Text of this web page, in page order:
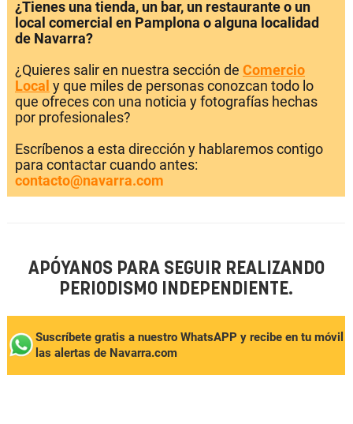
¿Tienes una tienda, un bar, un restaurante o un
local comercial en Pamplona o alguna localidad
de Navarra?
¿Quieres salir en nuestra sección de Comercio
Local y que miles de personas conozcan todo lo
que ofreces con una noticia y fotografías hechas
por profesionales?
Escríbenos a esta dirección y hablaremos contigo
para contactar cuando antes:
contacto@navarra.com
APÓYANOS PARA SEGUIR REALIZANDO
PERIODISMO INDEPENDIENTE.
Suscríbete gratis a nuestro WhatsAPP y recibe en tu móvil
las alertas de Navarra.com